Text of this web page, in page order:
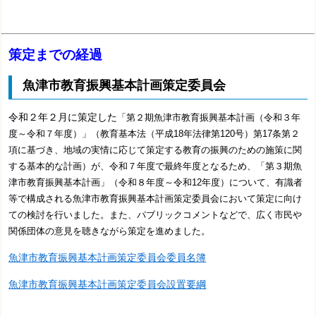
策定までの経過
魚津市教育振興基本計画策定委員会
令和２年２月 に策定した 「第２期魚津市教育振興基本計画 （令和３年
度～令和７年度）」（教育基本法（平成18年法律第120号）第17条第２
項に基づき、地域の実情に応じて策定する教育の振興のための施策に関
する基本的な計画）が、令和７年度で最終年度となるため、「第３期魚
津市教育振興基本計画」（令和８年度～令和12年度）について、有識者
等で構成される魚津市教育振興基本計画策定委員会において策定に向け
ての検討を行いました。また、パブリックコメントなどで、広く市民や
関係団体の意見を聴きながら策定を進めました。
魚津市教育振興基本計画策定委員会委員名簿
魚津市教育振興基本計画策定委員会設置要綱